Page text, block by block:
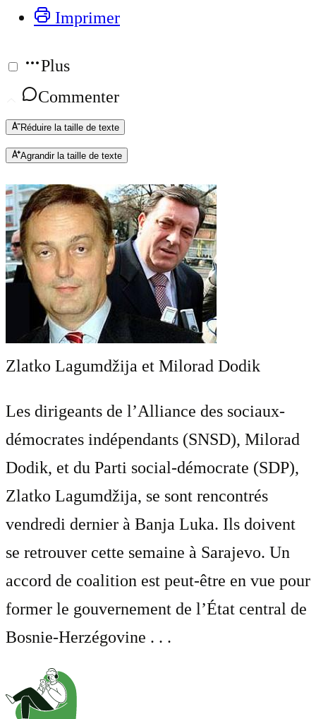
Imprimer
Plus
Commenter
Réduire la taille de texte
Agrandir la taille de texte
Zlatko Lagumdžija et Milorad Dodik
Les dirigeants de l’Alliance des sociaux-
démocrates indépendants (SNSD), Milorad
Dodik, et du Parti social-démocrate (SDP),
Zlatko Lagumdžija, se sont rencontrés
vendredi dernier à Banja Luka. Ils doivent
se retrouver cette semaine à Sarajevo. Un
accord de coalition est peut-être en vue pour
former le gouvernement de l’État central de
Bosnie-Herzégovine . . .